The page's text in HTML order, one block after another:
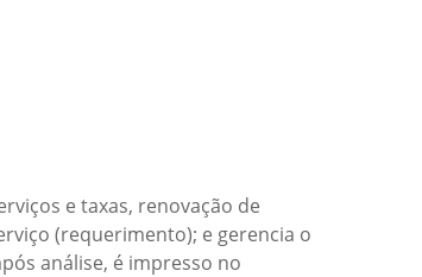
e taxas, renovação de
(requerimento); e gerencia o
análise, é impresso no